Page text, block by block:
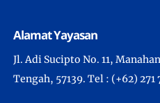
Alamat Yayasan
Jl. Adi Sucipto No. 11,
Tengah, 57139. Tel : (+62) 271